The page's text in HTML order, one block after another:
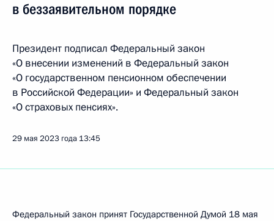
в беззаявительном порядке
Президент подписал Федеральный закон
«О внесении изменений в Федеральный закон
«О государственном пенсионном обеспечении
в Российской Федерации» и Федеральный закон
«О страховых пенсиях».
29 мая 2023 года 13:45
Федеральный закон принят Государственной Думой 18 мая